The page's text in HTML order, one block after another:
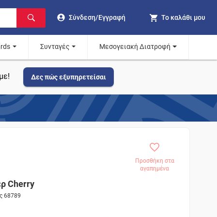
Σύνδεση/Εγγραφή Το καλάθι μου
Συνταγές Μεσογειακή Διατροφή
Δες πώς εξυπηρετείσαι
Προσθήκη στα
αγαπημένα
Cherry
68789